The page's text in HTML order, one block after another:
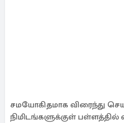
சமயோகிதமாக விரைந்து
நிமிடங்களுக்குள்